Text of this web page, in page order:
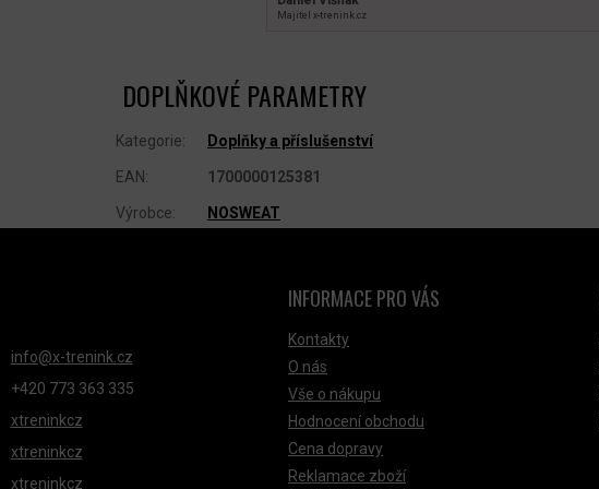
Majitel x‑trenink.cz
DOPLŇKOVÉ PARAMETRY
Kategorie: Doplňky a příslušenství
EAN: 1700000125381
Výrobce: NOSWEAT
info@x-trenink.cz
+420 ‭773 363 335
xtreninkcz
xtreninkcz
xtreninkcz
INFORMACE PRO VÁS
Kontakty
O nás
Vše o nákupu
Hodnocení obchodu
Cena dopravy
Reklamace zboží